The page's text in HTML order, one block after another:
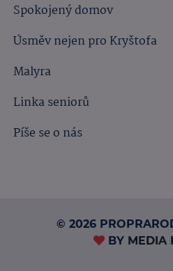
Spokojený domov
Úsměv nejen pro Kryštofa
Malyra
Linka seniorů
Píše se o nás
© 2026
BY MEDIA